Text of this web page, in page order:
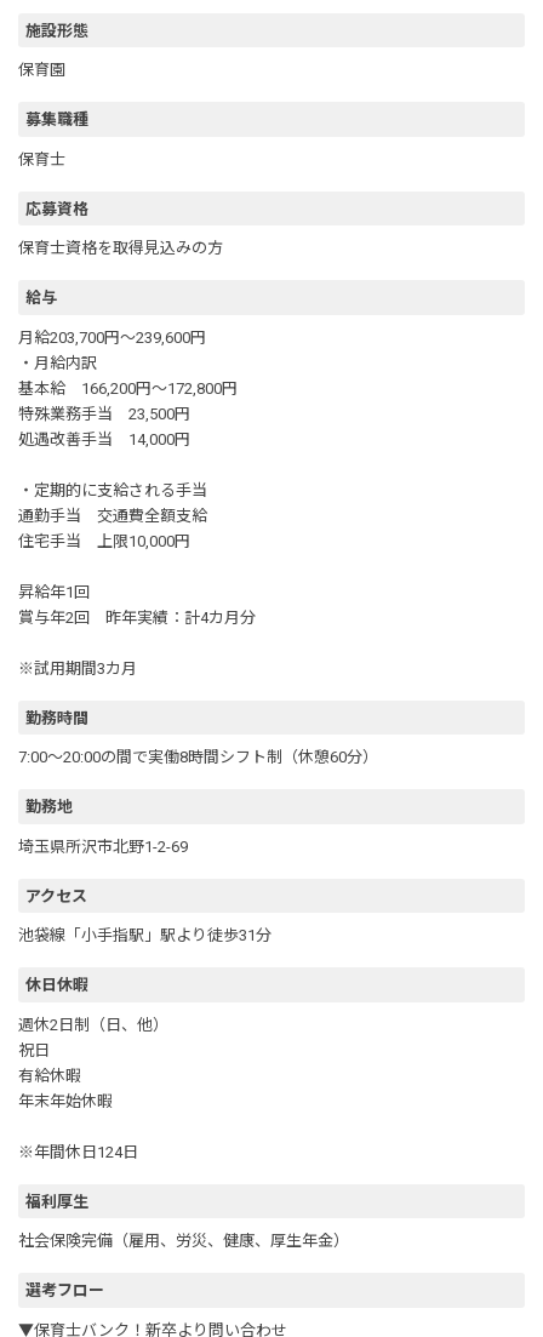
施設形態
保育園
募集職種
保育士
応募資格
保育士資格を取得見込みの方
給与
月給203,700円～239,600円
・月給内訳
基本給 166,200円～172,800円
特殊業務手当 23,500円
処遇改善手当 14,000円
・定期的に支給される手当
通勤手当 交通費全額支給
住宅手当 上限10,000円
昇給年1回
賞与年2回 昨年実績：計4カ月分
※試用期間3カ月
勤務時間
7:00～20:00の間で実働8時間シフト制（休憩60分）
勤務地
埼玉県所沢市北野1-2-69
アクセス
池袋線「小手指駅」駅より徒歩31分
休日休暇
週休2日制（日、他）
祝日
有給休暇
年末年始休暇
※年間休日124日
福利厚生
社会保険完備（雇用、労災、健康、厚生年金）
選考フロー
▼保育士バンク！新卒より問い合わせ